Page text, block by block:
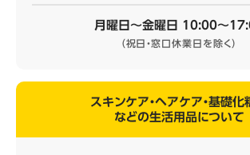
月曜日～金曜日 10:00～
（祝日・窓口休業日を除く）
スキンケア・ヘアケア・基礎化
などの生活用品について